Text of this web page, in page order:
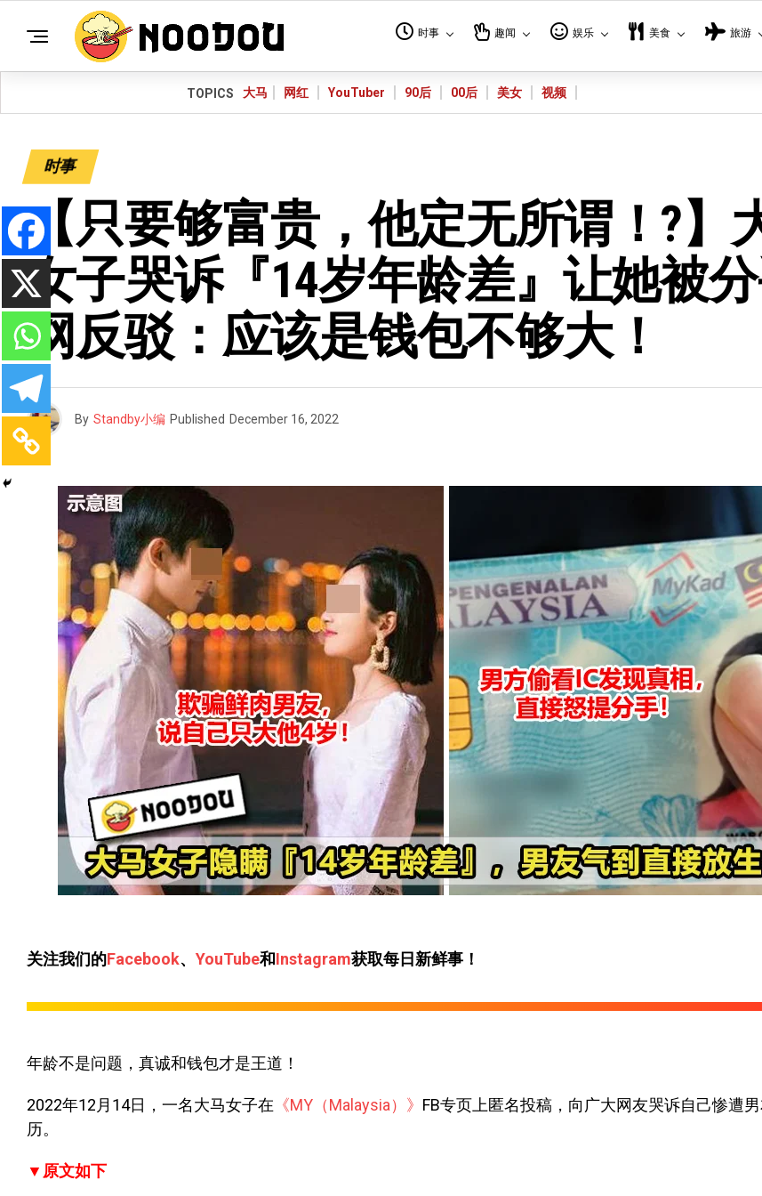
时事 趣闻 娱乐 美食 旅游
TOPICS 大马 网红 YouTuber 90后 00后 美女 视频
时事
【只要够富贵，他定无所谓！?】
女子哭诉『14岁年龄差』让她被分
网反驳：应该是钱包不够大！
By Standby小编 Published December 16, 2022
关注我们的Facebook、 YouTube和Instagram获取每日新鲜事！
年龄不是问题，真诚和钱包才是王道！
2022年12月14日，一名大马女子在 《MY（Malaysia）》 FB专页上匿名投稿，向广大网友哭诉自己惨遭
历。
▼原文如下